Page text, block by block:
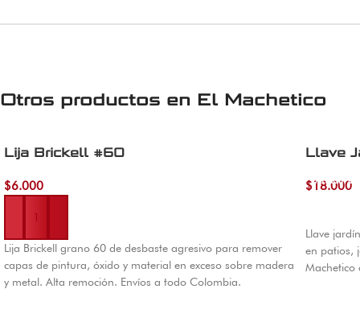
Otros productos en El Machetico
Lija Brickell #60
$6.000
Añadir al carrito
Lija Brickell grano 60 de desbaste agresivo para remover
capas de pintura, óxido y material en exceso sobre madera
y metal. Alta remoción. Envíos a todo Colombia.
Llave
$18.000
Añadir al
Llave
en patios,
Machetico